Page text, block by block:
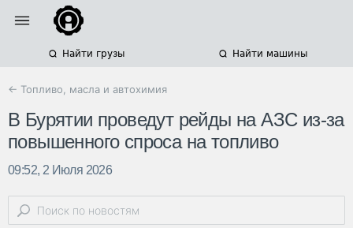
Найти грузы Найти машины
← Топливо, масла и автохимия
В Бурятии проведут рейды на АЗС из-за
повышенного спроса на топливо
09:52, 2 Июля 2026